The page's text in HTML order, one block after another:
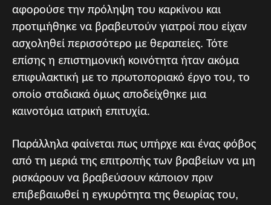
αφορούσε την πρόληψη του καρκίνου και
προτιμήθηκε να βραβευτούν γιατροί που είχαν
ασχοληθεί περισσότερο με θεραπείες. Τότε
επίσης η επιστημονική κοινότητα ήταν ακόμα
επιφυλακτική με το πρωτοποριακό έργο του, το
οποίο σταδιακά όμως αποδείχθηκε μια
καινοτόμα ιατρική επιτυχία.
Παράλληλα φαίνεται πως υπήρχε και ένας φόβος
από τη μεριά της επιτροπής των βραβείων να μη
ρισκάρουν να βραβεύσουν κάποιον πριν
επιβεβαιωθεί η εγκυρότητα της θεωρίας του,